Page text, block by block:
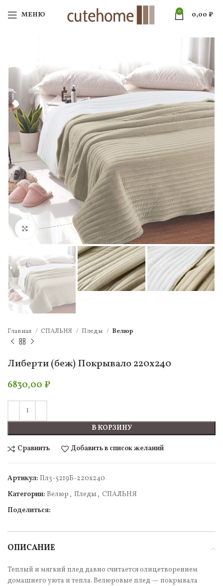
МЕНЮ 0 0,00 ₽
Нажмите, чтобы увеличить
Главная СПАЛЬНЯ Пледы Велюр
Либерти (беж) Покрывало 220х240
6830,00 ₽
В КОРЗИНУ
Сравнить Добавить в список желаний
Артикул: Пл3-5219Б-220х240
Категории: Велюр , Пледы , СПАЛЬНЯ
Поделиться:
ОПИСАНИЕ
Теплый и мягкий плед давно считается олицетворением
домашнего уюта и тепла. Велюровые плед — покрывала